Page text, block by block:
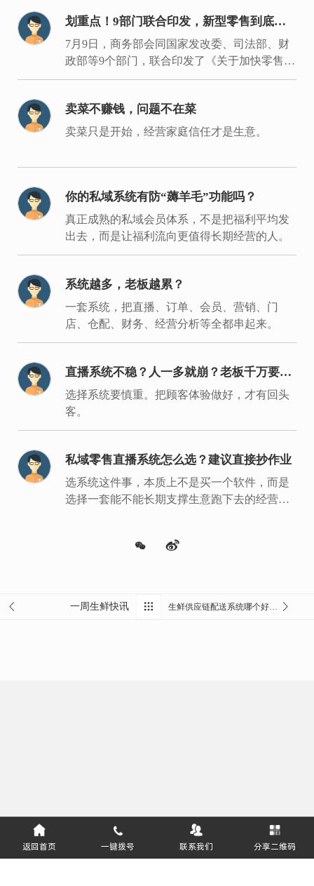
划重点！9部门联合印发，新型零售到底新
在哪里？
7月9日，商务部会同国家发改委、司法部、财
政部等9个部门，联合印发了《关于加快零售业
创新发展的意见》。
卖菜不赚钱，问题不在菜
卖菜只是开始，经营家庭信任才是生意。
你的私域系统有防“薅羊毛”功能吗？
真正成熟的私域会员体系，不是把福利平均发
出去，而是让福利流向更值得长期经营的人。
系统越多，老板越累？
一套系统，把直播、订单、会员、营销、门
店、仓配、财务、经营分析等全都串起来。
直播系统不稳？人一多就崩？老板千万要重
视
选择系统要慎重。把顾客体验做好，才有回头
客。
私域零售直播系统怎么选？建议直接抄作业
选系统这件事，本质上不是买一个软件，而是
选择一套能不能长期支撑生意跑下去的经营底
一周生鲜快讯
返回首页 一键拨号 联系我们 分享二维码